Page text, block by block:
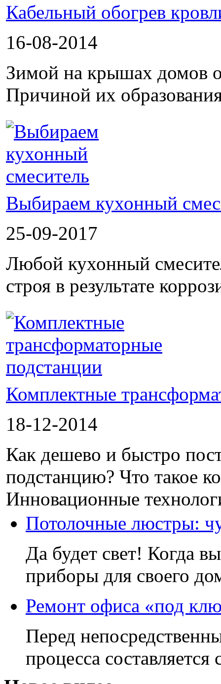
Кабельный обогрев
16-08-2014
Зимой на крышах домов
Причиной их
Выбираем кухонный
25-09-2017
Любой кухонный
строя в результате
Комплектные
18-12-2014
Как дешево и быстро
подстанцию? Что такое
Инновационные
Потолочные люстры:
Да будет свет! Когда
приборы для своего
Ремонт офиса «под
Перед
процесса